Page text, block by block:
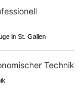
in St. Gallen